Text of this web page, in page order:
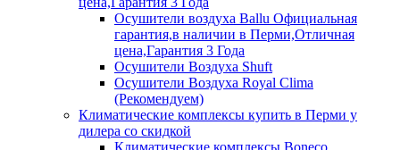
Осушители воздуха Ballu Официальная
гарантия,в наличии в Перми,Отличная
цена,Гарантия 3 Года
Осушители Воздуха Shuft
Осушители Воздуха Royal Clima
(Рекомендуем)
Климатические комплексы купить в Перми у
дилера со скидкой
Климатические комплексы Boneсo